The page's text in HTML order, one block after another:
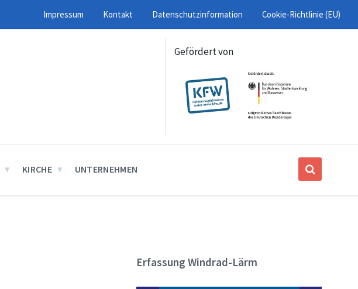
Impressum Kontakt Datenschutzinformation Cookie-Richtlinie (EU)
Gefördert von
KIRCHE UNTERNEHMEN
Erfassung Windrad-Lärm